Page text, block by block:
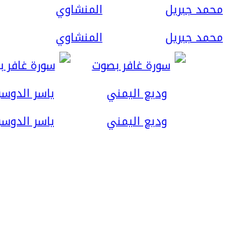
محمد جبريل المنشاوي
وديع اليمني ياسر